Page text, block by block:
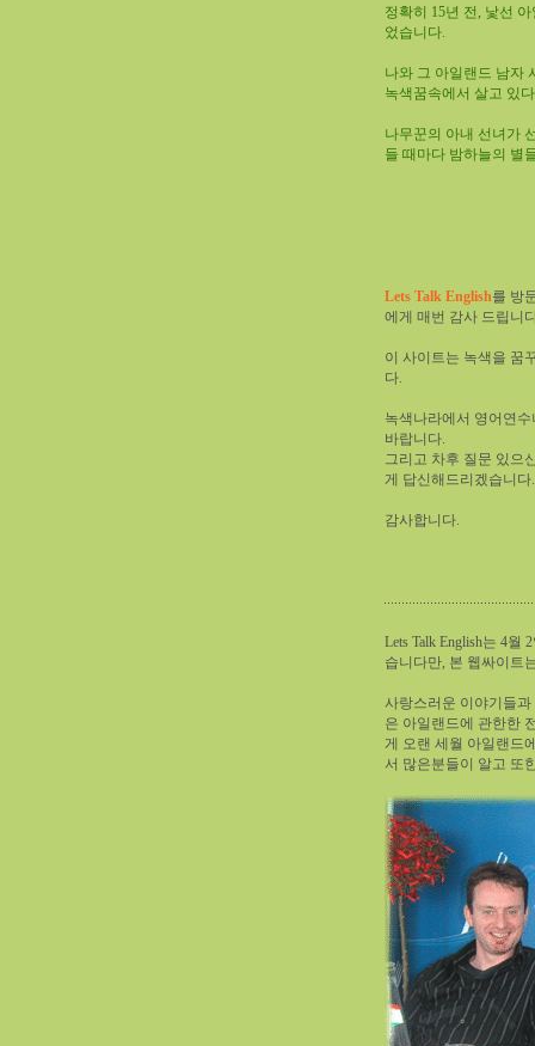
정확히 15년 전, 낯선
었습니다.
나와 그 아일랜드 남자
녹색꿈속에서 살고 있
나무꾼의 아내 선녀가
들 때마다 밤하늘의 별
Lets Talk English를 방
에게 매번 감사 드립니
이 사이트는 녹색을 꿈
다.
녹색나라에서 영어연
바랍니다.
그리고 차후 질문 있으
게 답신해드리겠습니다.
감사합니다.
Lets Talk English는 4
습니다만, 본 웹싸이트
사랑스러운 이야기들
은 아일랜드에 관한한
게 오랜 세월 아일랜드
서 많은분들이 알고 또